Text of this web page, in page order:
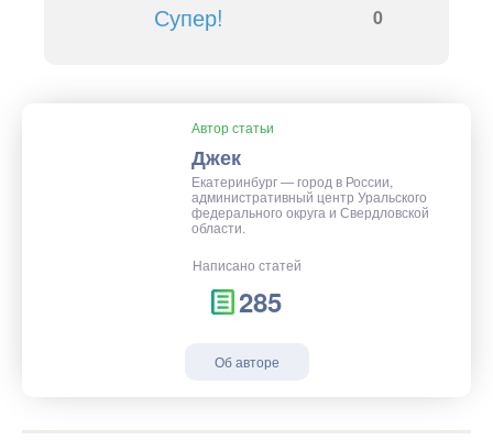
Супер! 0
Автор статьи
Джек
Екатеринбург — город в России,
административный центр Уральского
федерального округа и Свердловской
области.
Написано статей
285
Об авторе